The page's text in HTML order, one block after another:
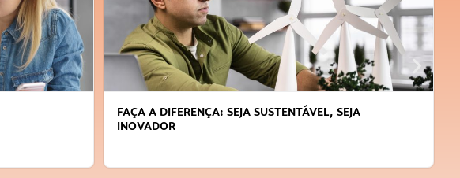
APRENDA A GERENCIAR O SEU TEMPO